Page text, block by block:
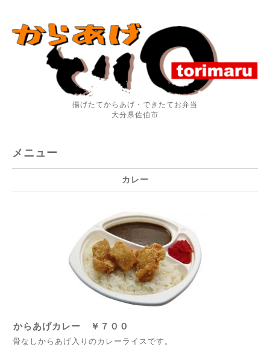
揚げたてからあげ・できたてお弁当
大分県佐伯市
メニュー
カレー
からあげカレー ￥７００
骨なしからあげ入りのカレーライスです。